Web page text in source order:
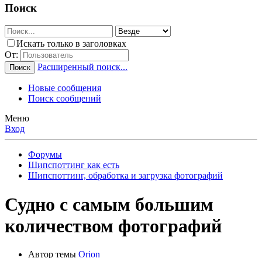
Поиск
Искать только в заголовках
От:
Поиск Расширенный поиск...
Новые сообщения
Поиск сообщений
Меню
Вход
Форумы
Шипспоттинг как есть
Шипспоттинг, обработка и загрузка фотографий
Судно с самым большим
количеством фотографий
Автор темы Orion